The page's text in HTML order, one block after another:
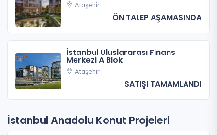
Ataşehir
ÖN TALEP AŞAMASINDA
İstanbul Uluslararası Finans
Merkezi A Blok
Ataşehir
SATIŞI TAMAMLANDI
İstanbul Anadolu Konut Projeleri